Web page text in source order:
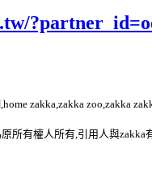
zakka,zakka zoo,zakka
所有權人所有,引用人與zakka